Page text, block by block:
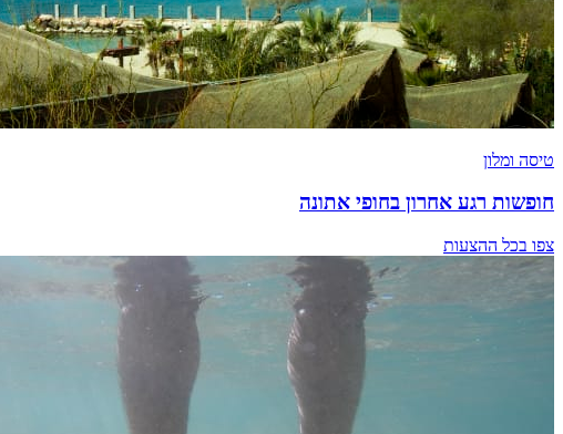
טיסה ומלון
חופשות רגע אחרון בחופי אתונה
צפו בכל ההצעות